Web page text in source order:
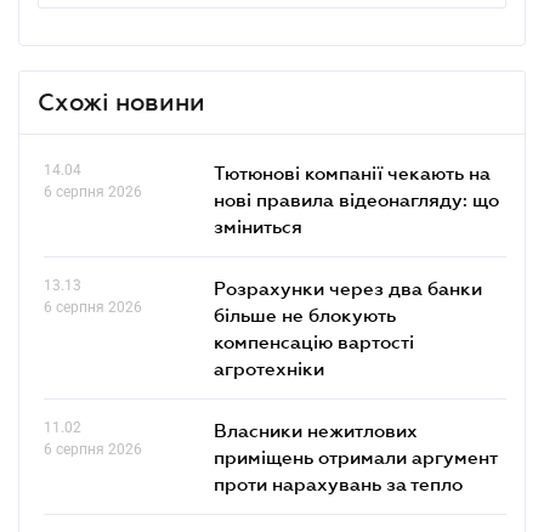
Схожі новини
14.04
6 серпня 2026
Тютюнові компанії чекають на
нові правила відеонагляду: що
зміниться
13.13
6 серпня 2026
Розрахунки через два банки
більше не блокують
компенсацію вартості
агротехніки
11.02
6 серпня 2026
Власники нежитлових
приміщень отримали аргумент
проти нарахувань за тепло